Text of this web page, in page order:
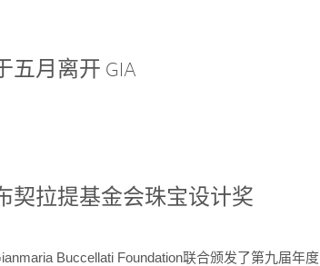
五月离开 GIA
契拉提基金会珠宝设计奖
Buccellati Foundation联合颁发了第九届年度